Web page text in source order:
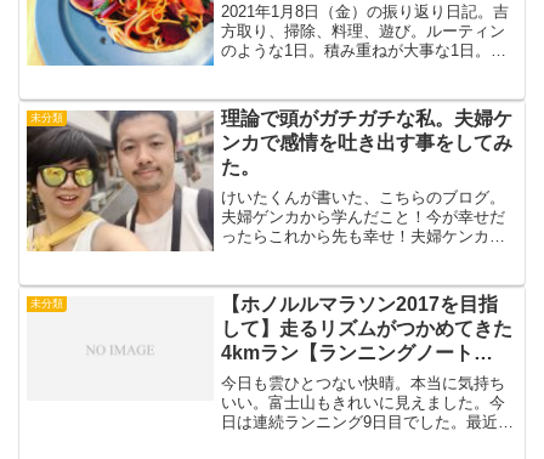
2021年1月8日（金）の振り返り日記。吉
方取り、掃除、料理、遊び。ルーティン
のような1日。積み重ねが大事な1日。今
睡眠時間も短くなってしまったけど、割
と深く眠れた...
未分類
理論で頭がガチガチな私。夫婦ケ
ンカで感情を吐き出す事をしてみ
た。
けいたくんが書いた、こちらのブログ。
夫婦ゲンカから学んだこと！今が幸せだ
ったらこれから先も幸せ！夫婦ケンカを
に気が付ける様になってから、私はとて
も楽になれました。心のお勉...
未分類
【ホノルルマラソン2017を目指
して】走るリズムがつかめてきた
4kmラン【ランニングノート
2017.2.7】
今日も雲ひとつない快晴。本当に気持ち
いい。富士山もきれいに見えました。今
日は連続ランニング9日目でした。最近は